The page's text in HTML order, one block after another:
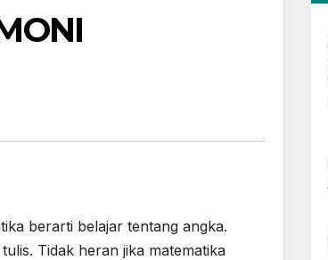
berarti belajar tentang angka.
Tidak heran jika matematika